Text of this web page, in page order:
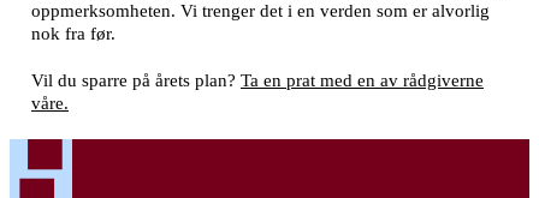
oppmerksomheten. Vi trenger det i en verden som er alvorlig
nok fra før.
Vil du sparre på årets plan? Ta en prat med en av rådgiverne
våre.